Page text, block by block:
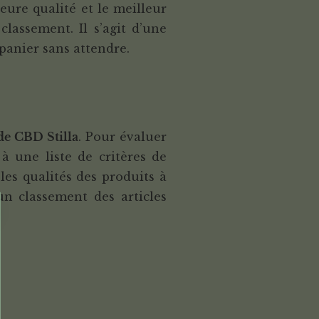
qualité et le meilleur
Il s’agit d’une
sans attendre.
CBD Stilla. Pour évaluer
à une liste de critères de
qualités des produits à
classement des articles